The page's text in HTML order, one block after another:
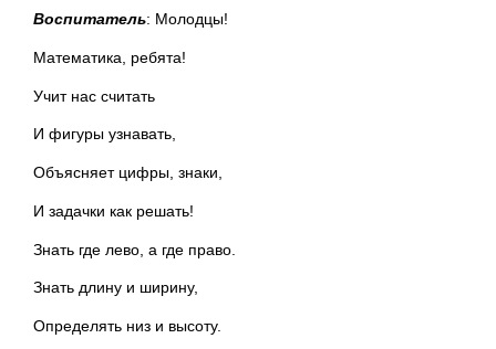
Воспитатель: Молодцы!
Математика, ребята!
Учит нас считать
И фигуры узнавать,
Объясняет цифры, знаки,
И задачки как решать!
Знать где лево, а где право.
Знать длину и ширину,
Определять низ и высоту.